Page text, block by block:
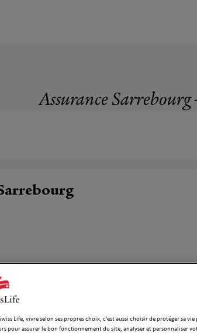
Assurance Sarrebourg
Life, vivre selon ses propres choix, c’est aussi choisir de protéger sa
pour assurer le bon fonctionnement du site, analyser et personnaliser